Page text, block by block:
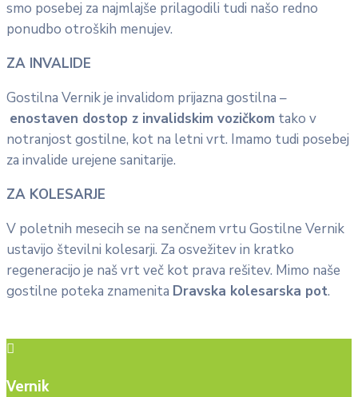
smo posebej za najmlajše prilagodili tudi našo redno
ponudbo otroških menujev.
ZA INVALIDE
Gostilna Vernik je invalidom prijazna gostilna –
enostaven dostop z invalidskim vozičkom tako v
notranjost gostilne, kot na letni vrt. Imamo tudi posebej
za invalide urejene sanitarije.
ZA KOLESARJE
V poletnih mesecih se na senčnem vrtu Gostilne Vernik
ustavijo številni kolesarji. Za osvežitev in kratko
regeneracijo je naš vrt več kot prava rešitev. Mimo naše
gostilne poteka znamenita Dravska kolesarska pot.
Vernik